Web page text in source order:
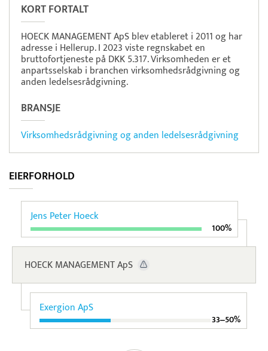
KORT FORTALT
HOECK MANAGEMENT ApS blev etableret i 2011 og har
adresse i Hellerup. I 2023 viste regnskabet en
bruttofortjeneste på DKK 5.317. Virksomheden er et
anpartsselskab i branchen virksomhedsrådgivning og
anden ledelsesrådgivning.
BRANSJE
Virksomhedsrådgivning og anden ledelsesrådgivning
EIERFORHOLD
Jens Peter Hoeck
100%
HOECK MANAGEMENT ApS
Exergion ApS
33‒50%